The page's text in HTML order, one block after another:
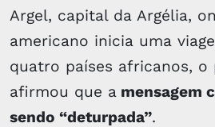
Argel, capital da Argélia,
americano inicia uma
quatro países africanos,
afirmou que a mensagem
sendo “deturpada”.